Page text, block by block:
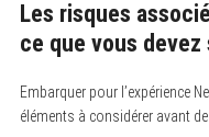
Les risques
ce que vous devez
Embarquer pour l’expérience
éléments à considérer avant